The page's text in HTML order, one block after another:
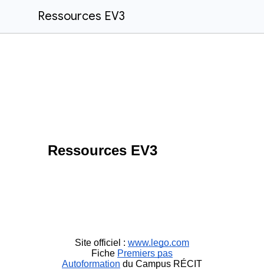
Ressources EV3
Ressources EV3
Site officiel : www.lego.com
Fiche Premiers pas
Autoformation du Campus RÉCIT